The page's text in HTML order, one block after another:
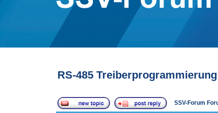
RS-485 Treiberprogrammierung
SSV-Forum